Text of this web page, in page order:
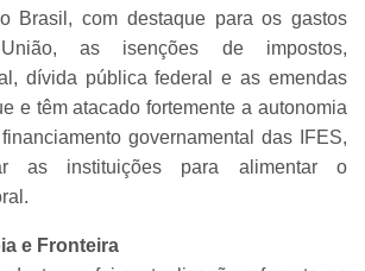
Brasil, com destaque para os gastos
as isenções de impostos,
dívida pública federal e as emendas
e têm atacado fortemente a autonomia
governamental das IFES,
as instituições para alimentar o
e Fronteira